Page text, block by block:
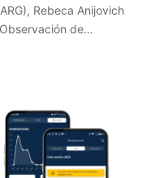
Rebeca Anijovich
de…